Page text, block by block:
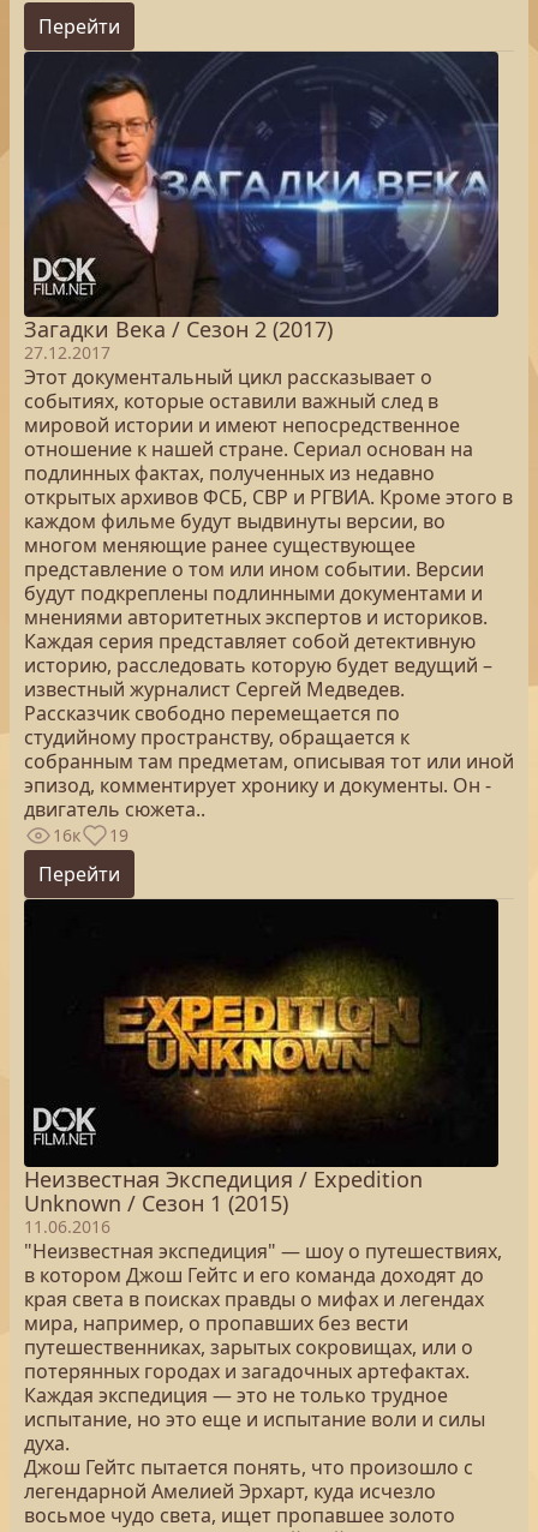
Перейти
Загадки Века / Сезон 2 (2017)
27.12.2017
Этот документальный цикл рассказывает о
событиях, которые оставили важный след в
мировой истории и имеют непосредственное
отношение к нашей стране. Сериал основан на
подлинных фактах, полученных из недавно
открытых архивов ФСБ, СВР и РГВИА. Кроме этого в
каждом фильме будут выдвинуты версии, во
многом меняющие ранее существующее
представление о том или ином событии. Версии
будут подкреплены подлинными документами и
мнениями авторитетных экспертов и историков.
Каждая серия представляет собой детективную
историю, расследовать которую будет ведущий –
известный журналист Сергей Медведев.
Рассказчик свободно перемещается по
студийному пространству, обращается к
собранным там предметам, описывая тот или иной
эпизод, комментирует хронику и документы. Он -
двигатель сюжета..
16к 19
Перейти
Неизвестная Экспедиция / Expedition
Unknown / Сезон 1 (2015)
11.06.2016
"Неизвестная экспедиция" — шоу о путешествиях,
в котором Джош Гейтс и его команда доходят до
края света в поисках правды о мифах и легендах
мира, например, о пропавших без вести
путешественниках, зарытых сокровищах, или о
потерянных городах и загадочных артефактах.
Каждая экспедиция — это не только трудное
испытание, но это еще и испытание воли и силы
духа.
Джош Гейтс пытается понять, что произошло с
легендарной Амелией Эрхарт, куда исчезло
восьмое чудо света, ищет пропавшее золото